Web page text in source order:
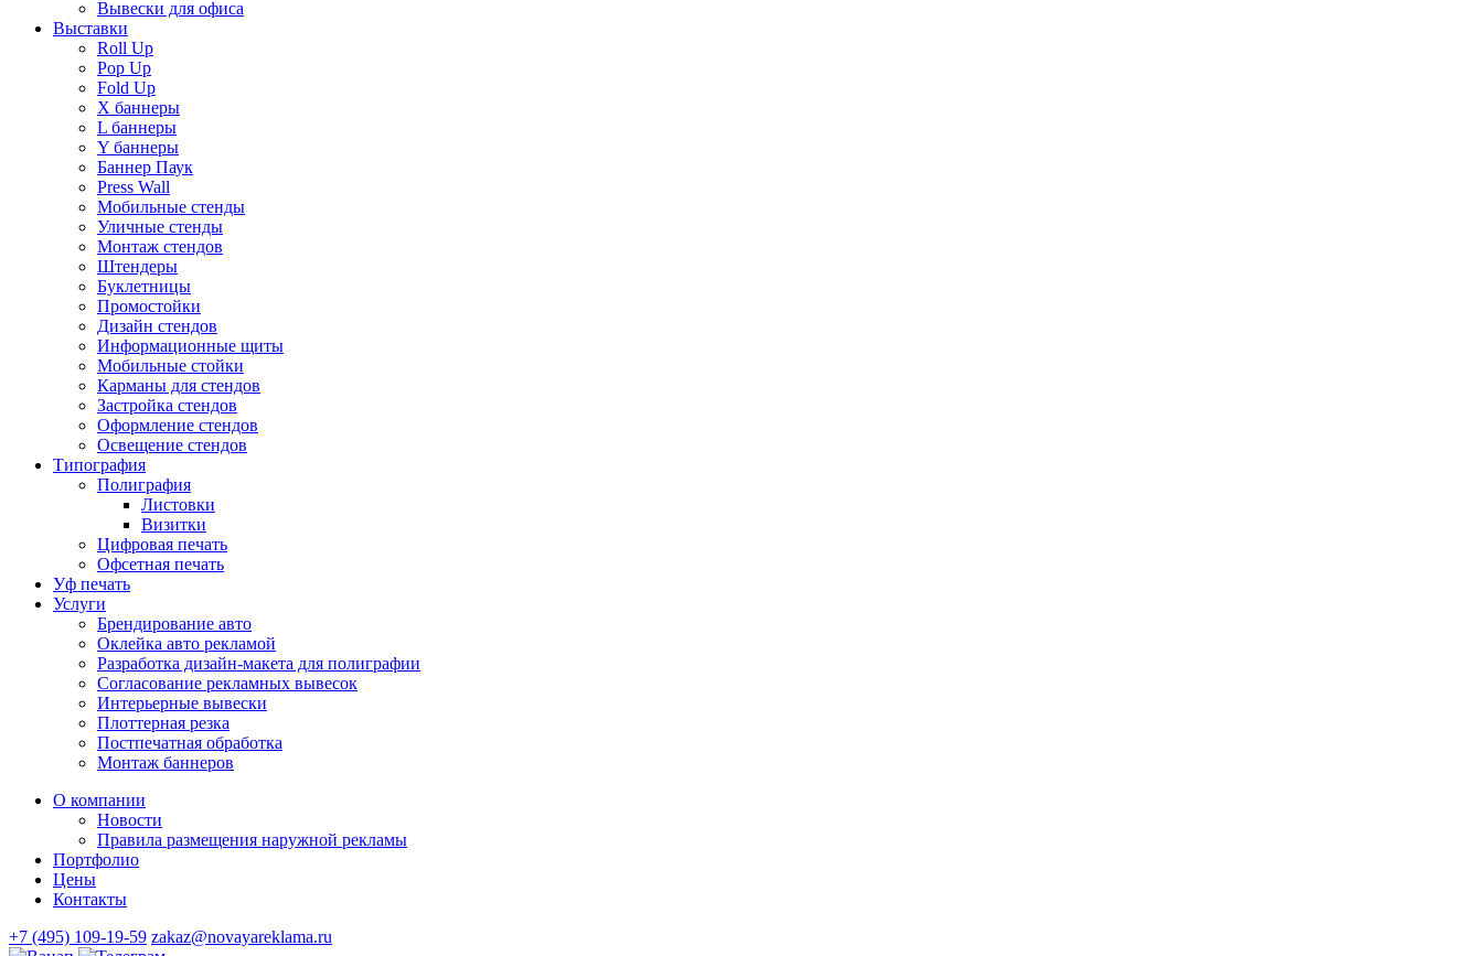
Вывески для офиса
Выставки
Roll Up
Pop Up
Fold Up
Х баннеры
L баннеры
Y баннеры
Баннер Паук
Press Wall
Мобильные стенды
Уличные стенды
Монтаж стендов
Штендеры
Буклетницы
Промостойки
Дизайн стендов
Информационные щиты
Мобильные стойки
Карманы для стендов
Застройка стендов
Оформление стендов
Освещение стендов
Типография
Полиграфия
Листовки
Визитки
Цифровая печать
Офсетная печать
Уф печать
Услуги
Брендирование авто
Оклейка авто рекламой
Разработка дизайн-макета для полиграфии
Согласование рекламных вывесок
Интерьерные вывески
Плоттерная резка
Постпечатная обработка
Монтаж баннеров
О компании
Новости
Правила размещения наружной рекламы
Портфолио
Цены
Контакты
+7 (495) 109-19-59 zakaz@novayareklama.ru